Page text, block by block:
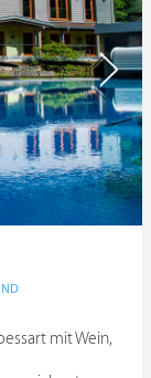
mit Wein,